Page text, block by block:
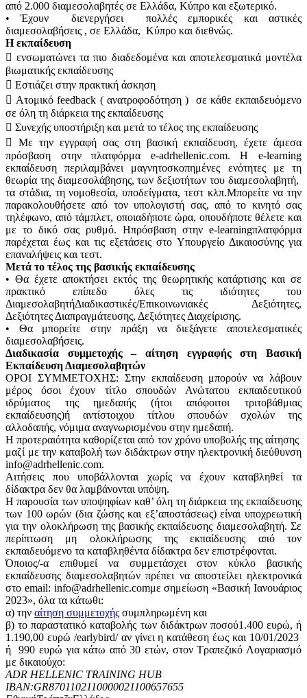
από 2.000 διαμεσολαβητές σε Ελλάδα, Κύπρο και εξωτερικό.
• Έχουν διενεργήσει πολλές εμπορικές και αστικές
διαμεσολαβήσεις , σε Ελλάδα, Κύπρο και διεθνώς.
Η εκπαίδευση
 ενσωματώνει τα πιο διαδεδομένα και αποτελεσματικά μοντέλα
βιωματικής εκπαίδευσης
 Εστιάζει στην πρακτική άσκηση
 Ατομικό feedback ( ανατροφοδότηση ) σε κάθε εκπαιδευόμενο
σε όλη τη διάρκεια της εκπαίδευσης
 Συνεχής υποστήριξη και μετά το τέλος της εκπαίδευσης
 Με την εγγραφή σας στη βασική εκπαίδευση, έχετε άμεσα
πρόσβαση στην πλατφόρμα e-adrhellenic.com. Η e-learning
εκπαίδευση περιλαμβάνει μαγνητοσκοπημένες ενότητες με τη
θεωρία της διαμεσολάβησης, των δεξιοτήτων του διαμεσολαβητή,
τα στάδια, τη νομοθεσία, υποδείγματα, τεστ κλπ.Μπορείτε να την
παρακολουθήσετε από τον υπολογιστή σας, από το κινητό σας
τηλέφωνο, από τάμπλετ, οποιαδήποτε ώρα, οπουδήποτε θέλετε και
με το δικό σας ρυθμό. Hπρόσβαση στην e-learningπλατφόρμα
παρέχεται έως και τις εξετάσεις στο Υπουργείο Δικαιοσύνης για
επαναλήψεις και τεστ.
Μετά το τέλος της βασικής εκπαίδευσης
• Θα έχετε αποκτήσει εκτός της θεωρητικής κατάρτισης και σε
πρακτικό επίπεδο όλες τις ιδιότητες του
ΔιαμεσολαβητήΔιαδικαστικές/Επικοινωνιακές Δεξιότητες,
Δεξιότητες Διαπραγμάτευσης, Δεξιότητες Διαχείρισης.
• Θα μπορείτε στην πράξη να διεξάγετε αποτελεσματικές
διαμεσολαβήσεις.
Διαδικασία συμμετοχής – αίτηση εγγραφής στη Βασική
Εκπαίδευση Διαμεσολαβητών
ΟΡΟΙ ΣΥΜΜΕΤΟΧΗΣ: Στην εκπαίδευση μπορούν να λάβουν
μέρος όσοι έχουν τίτλο σπουδών Ανώτατου εκπαιδευτικού
ιδρύματος της ημεδαπής (ήτοι απόφοιτοι τριτοβάθμιας
εκπαίδευσης)ή αντίστοιχου τίτλου σπουδών σχολών της
αλλοδαπής, νόμιμα αναγνωρισμένου στην ημεδαπή.
Η προτεραιότητα καθορίζεται από τον χρόνο υποβολής της αίτησης
μαζί με την καταβολή των διδάκτρων στην ηλεκτρονική διεύθυνση
info@adrhellenic.com.
Αιτήσεις που υποβάλλονται χωρίς να έχουν καταβληθεί τα
δίδακτρα δεν θα λαμβάνονται υπόψη.
Η παρουσία των υποψηφίων καθ’ όλη τη διάρκεια της εκπαίδευσης
των 100 ωρών (δια ζώσης και εξ’αποστάσεως) είναι υποχρεωτική
για την ολοκλήρωση της βασικής εκπαίδευσης διαμεσολαβητή. Σε
περίπτωση μη ολοκλήρωσης της εκπαίδευσης από τον
εκπαιδευόμενο τα καταβληθέντα δίδακτρα δεν επιστρέφονται.
Όποιος/-α επιθυμεί να συμμετάσχει στον κύκλο βασικής
εκπαίδευσης διαμεσολαβητών πρέπει να αποστείλει ηλεκτρονικά
στο email: info@adrhellenic.comμε σημείωση «Βασική Ιανουάριος
2023», όλα τα κάτωθι:
α) την αίτηση συμμετοχής συμπληρωμένη και
β) το παραστατικό καταβολής των διδάκτρων ποσού1.400 ευρώ, ή
1.190,00 ευρώ /earlybird/ αν γίνει η κατάθεση έως και 10/01/2023
ή 990 ευρώ για κάτω από 30 ετών, στον Τραπεζικό Λογαριασμό
με δικαιούχο:
ADR HELLENIC TRAINING HUB
ΙΒΑΝ:GR8701102110000021100657655